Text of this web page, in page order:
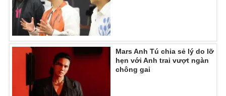
Mars Anh Tú chia sẻ lý do lỡ
hẹn với Anh trai vượt ngàn
chông gai